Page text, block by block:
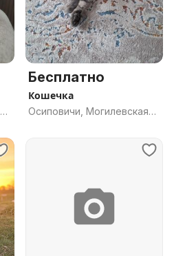
Бесплатно
Кошечка
Осиповичи, Могилевская